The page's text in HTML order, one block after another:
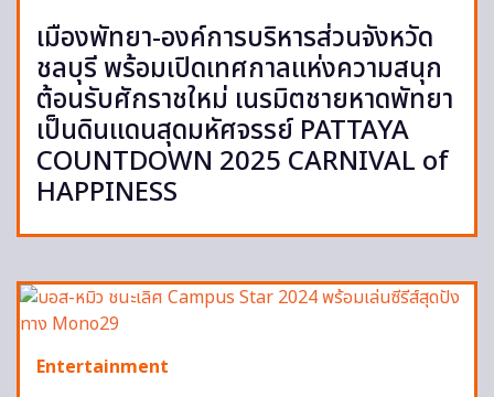
เมืองพัทยา-องค์การบริหารส่วนจังหวัด
ชลบุรี พร้อมเปิดเทศกาลแห่งความสนุก
ต้อนรับศักราชใหม่ เนรมิตชายหาดพัทยา
เป็นดินแดนสุดมหัศจรรย์ PATTAYA
COUNTDOWN 2025 CARNIVAL of
HAPPINESS
Entertainment